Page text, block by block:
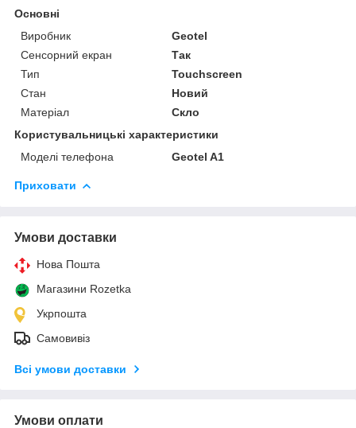
Основні
Виробник
Geotel
Сенсорний екран
Так
Тип
Touchscreen
Стан
Новий
Матеріал
Скло
Користувальницькі характеристики
Моделі телефона
Geotel A1
Приховати
Умови доставки
Нова Пошта
Магазини Rozetka
Укрпошта
Самовивіз
Всі умови доставки
Умови оплати